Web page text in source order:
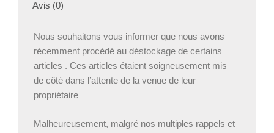
Avis (0)
Nous souhaitons vous informer que nous avons
récemment procédé au déstockage de certains
articles . Ces articles étaient soigneusement mis
de côté dans l’attente de la venue de leur
propriétaire
Malheureusement, malgré nos multiples rappels et